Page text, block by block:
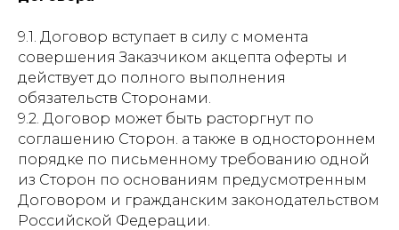
9.1. Договор вступает в силу с момента
совершения Заказчиком акцепта оферты и
действует до полного выполнения
обязательств Сторонами.
9.2. Договор может быть расторгнут по
соглашению Сторон. а также в одностороннем
порядке по письменному требованию одной
из Сторон по основаниям предусмотренным
Договором и гражданским законодательством
Российской Федерации.